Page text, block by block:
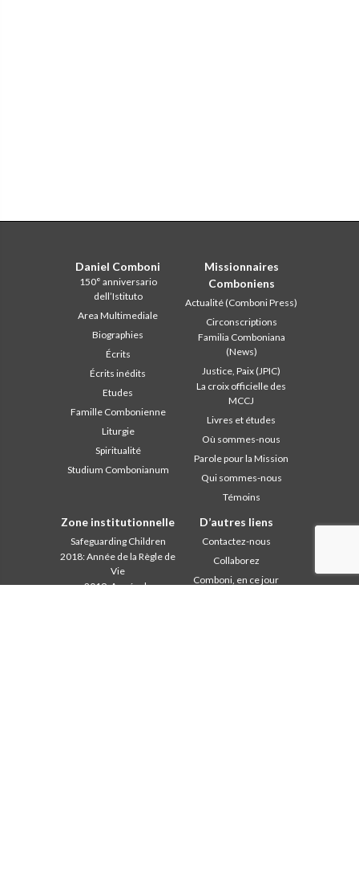
Daniel Comboni
150° anniversario
dell’Istituto
Area Multimediale
Biographies
Écrits
Écrits inédits
Etudes
Famille Combonienne
Liturgie
Spiritualité
Studium Combonianum
Missionnaires
Comboniens
Actualité (Comboni Press)
Circonscriptions
Familia Comboniana
(News)
Justice, Paix (JPIC)
La croix officielle des
MCCJ
Livres et études
Où sommes-nous
Parole pour la Mission
Qui sommes-nous
Témoins
Zone institutionnelle
Safeguarding Children
2018: Année de la Règle de
Vie
2019: Année de
D’autres liens
Contactez-nous
Collaborez
Comboni, en ce jour